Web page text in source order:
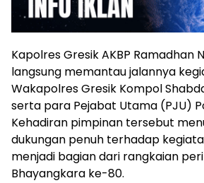
Kapolres Gresik AKBP Ramadhan
langsung memantau jalannya
Wakapolres Gresik Kompol
serta para Pejabat Utama (PJU)
Kehadiran pimpinan tersebut
dukungan penuh terhadap
menjadi bagian dari rangkaian
Bhayangkara ke-80.